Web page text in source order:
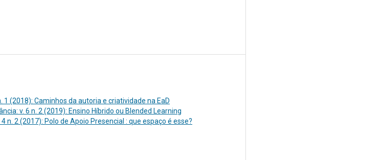
1 (2018): Caminhos da autoria e criatividade na EaD
v. 6 n. 2 (2019): Ensino Híbrido ou Blended Learning
n. 2 (2017): Polo de Apoio Presencial : que espaço é esse?